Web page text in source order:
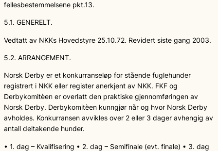
fellesbestemmelsene pkt.13.
5.1. GENERELT.
Vedtatt av NKKs Hovedstyre 25.10.72. Revidert siste gang 2003.
5.2. ARRANGEMENT.
Norsk Derby er et konkurranseløp for stående fuglehunder
registrert i NKK eller register anerkjent av NKK. FKF og
Derbykomitèen er overlatt den praktiske gjennomføringen av
Norsk Derby. Derbykomitèen kunngjør når og hvor Norsk Derby
avholdes. Konkurransen avvikles over 2 eller 3 dager avhengig av
antall deltakende hunder.
• 1. dag – Kvalifisering • 2. dag – Semifinale (evt. finale) • 3. dag